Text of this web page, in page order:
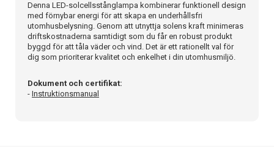
Denna LED-solcellsstånglampa kombinerar funktionell design
med förnybar energi för att skapa en underhållsfri
utomhusbelysning. Genom att utnyttja solens kraft minimeras
driftskostnaderna samtidigt som du får en robust produkt
byggd för att tåla väder och vind. Det är ett rationellt val för
dig som prioriterar kvalitet och enkelhet i din utomhusmiljö.
Dokument och certifikat:
- Instruktionsmanual